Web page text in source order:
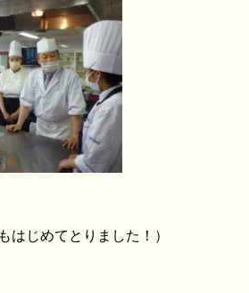
はじめてとりました！）